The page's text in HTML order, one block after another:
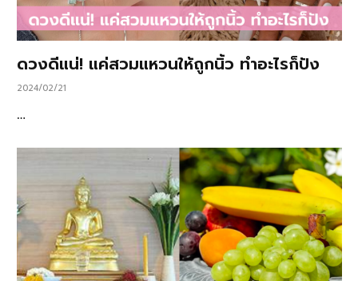
ดวงดีแน่! แค่สวมแหวนให้ถูกนิ้ว ทำอะไรก็ปัง
2024/02/21
…